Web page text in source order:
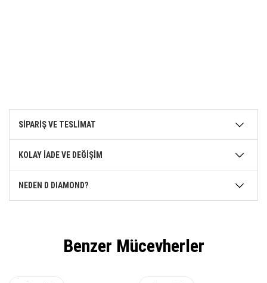
SİPARİŞ VE TESLİMAT
KOLAY İADE VE DEĞİŞİM
NEDEN D DIAMOND?
Benzer Mücevherler